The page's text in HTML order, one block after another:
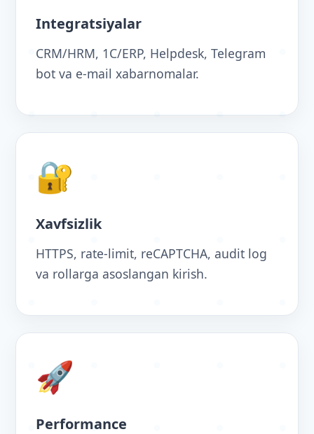
Integratsiyalar
CRM/HRM, 1C/ERP, Helpdesk, Telegram
bot va e-mail xabarnomalar.
🔐
Xavfsizlik
HTTPS, rate-limit, reCAPTCHA, audit log
va rollarga asoslangan kirish.
🚀
Performance